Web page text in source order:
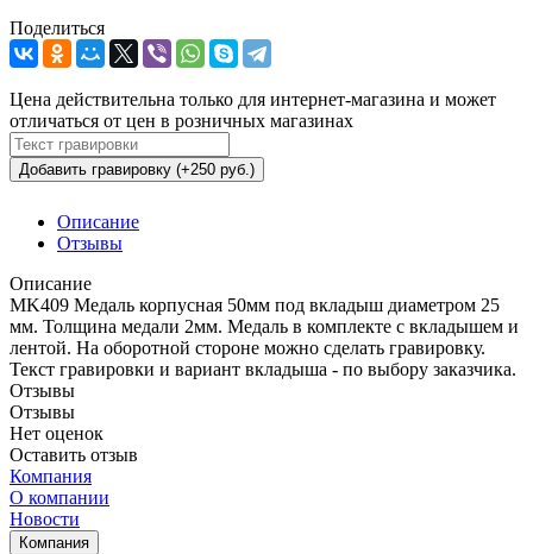
Поделиться
Цена действительна только для интернет-магазина и может
отличаться от цен в розничных магазинах
Добавить гравировку (+250 руб.)
Описание
Отзывы
Описание
MK409 Медаль корпусная 50мм под вкладыш диаметром 25
мм. Толщина медали 2мм. Медаль в комплекте с вкладышем и
лентой. На оборотной стороне можно сделать гравировку.
Текст гравировки и вариант вкладыша - по выбору заказчика.
Отзывы
Отзывы
Нет оценок
Оставить отзыв
Компания
О компании
Новости
Компания